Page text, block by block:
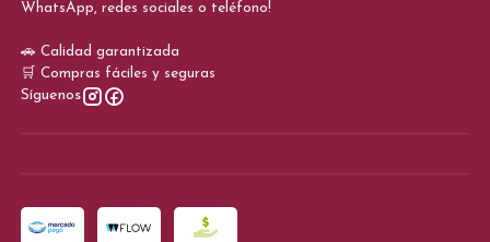
WhatsApp, redes sociales o teléfono!
🚗 Calidad garantizada
🛒 Compras fáciles y seguras
Síguenos